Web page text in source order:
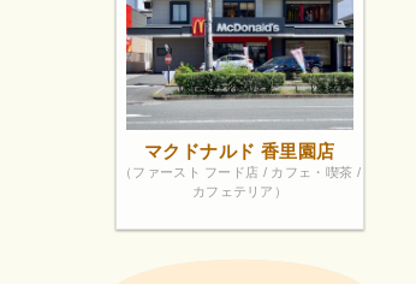
マクドナルド 香里園店
（ファースト フード店 / カフェ・喫茶 /
カフェテリア）